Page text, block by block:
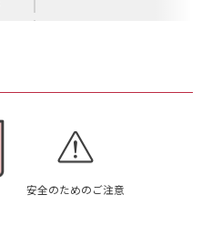
安全のためのご注意